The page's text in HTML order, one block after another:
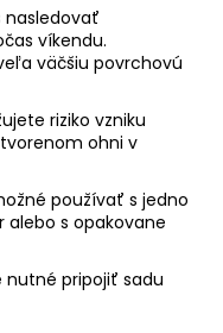
nasledovať
víkendu.
väčšiu povrchovú
riziko vzniku
ohni v
používať s jedno
alebo s opakovane
pripojiť sadu